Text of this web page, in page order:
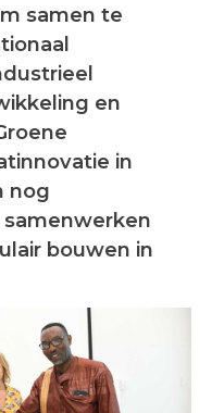
samen te
en
in
nog
bouwen in